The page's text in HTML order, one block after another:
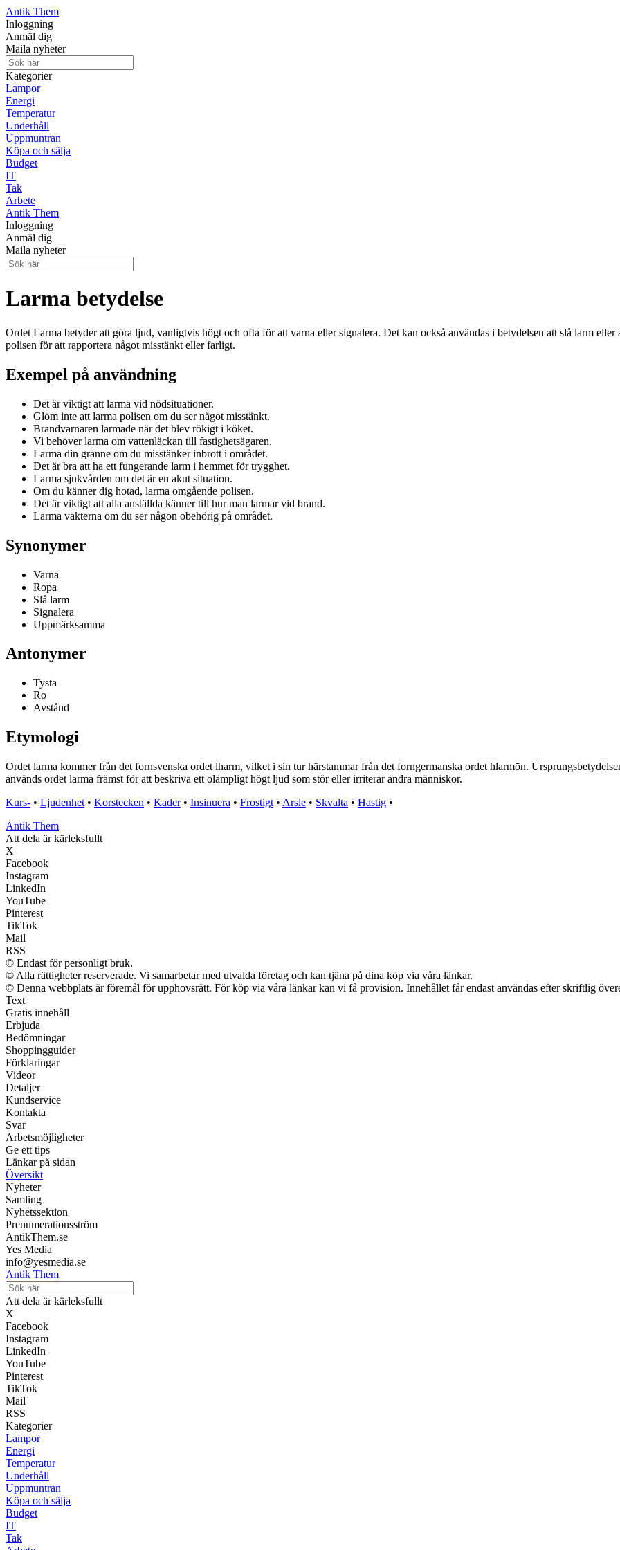
Antik Them
Inloggning
Anmäl dig
Maila nyheter
Kategorier
Lampor
Energi
Temperatur
Underhåll
Uppmuntran
Köpa och sälja
Budget
IT
Tak
Arbete
Antik Them
Inloggning
Anmäl dig
Maila nyheter
Larma betydelse
Ordet Larma betyder att göra ljud, vanligtvis högt och ofta för att varna eller signalera. Det kan också användas i betydelsen att slå larm
polisen för att rapportera något misstänkt eller farligt.
Exempel på användning
Det är viktigt att larma vid nödsituationer.
Glöm inte att larma polisen om du ser något misstänkt.
Brandvarnaren larmade när det blev rökigt i köket.
Vi behöver larma om vattenläckan till fastighetsägaren.
Larma din granne om du misstänker inbrott i området.
Det är bra att ha ett fungerande larm i hemmet för trygghet.
Larma sjukvården om det är en akut situation.
Om du känner dig hotad, larma omgående polisen.
Det är viktigt att alla anställda känner till hur man larmar vid brand.
Larma vakterna om du ser någon obehörig på området.
Synonymer
Varna
Ropa
Slå larm
Signalera
Uppmärksamma
Antonymer
Tysta
Ro
Avstånd
Etymologi
Ordet larma kommer från det fornsvenska ordet lharm, vilket i sin tur härstammar från det forngermanska ordet hlarmōn.
används ordet larma främst för att beskriva ett olämpligt högt ljud som stör eller irriterar andra människor.
Kurs- • Ljudenhet • Korstecken • Kader• Insinuera • Frostigt • Arsle • Skvalta • Hastig •
Antik Them
Att dela är kärleksfullt
X
Facebook
Instagram
LinkedIn
YouTube
Pinterest
TikTok
Mail
RSS
© Endast för personligt bruk.
© Alla rättigheter reserverade. Vi samarbetar med utvalda företag och kan tjäna på dina köp via våra länkar.
© Denna webbplats är föremål för upphovsrätt. För köp via våra länkar kan vi få provision. Innehållet får endast användas efter skriftlig
Text
Gratis innehåll
Erbjuda
Bedömningar
Shoppingguider
Förklaringar
Videor
Detaljer
Kundservice
Kontakta
Svar
Arbetsmöjligheter
Ge ett tips
Länkar på sidan
Översikt
Nyheter
Samling
Nyhetssektion
Prenumerationsström
AntikThem.se
Yes Media
info@yesmedia.se
Antik Them
Att dela är kärleksfullt
X
Facebook
Instagram
LinkedIn
YouTube
Pinterest
TikTok
Mail
RSS
Kategorier
Lampor
Energi
Temperatur
Underhåll
Uppmuntran
Köpa och sälja
Budget
IT
Tak